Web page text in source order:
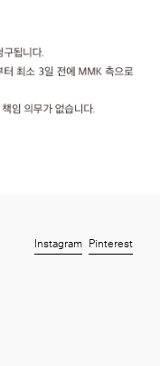
Instagram Pinterest